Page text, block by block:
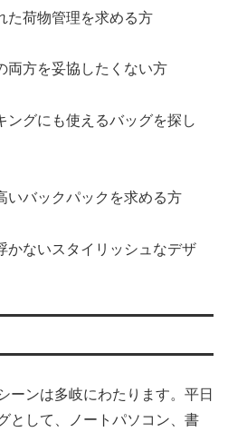
た荷物管理を求める方
両方を妥協したくない方
ングにも使えるバッグを探し
いバックパックを求める方
かないスタイリッシュなデザ
ーンは多岐にわたります。平日
として、ノートパソコン、書